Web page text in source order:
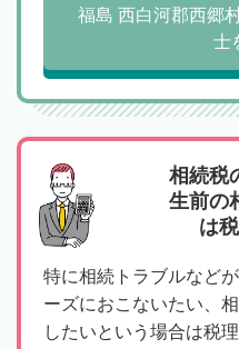
福島 西白河郡西郷
士
相続税
生前の
は
特に相続トラブルなど
ーズにおこないたい、
したいという場合は税